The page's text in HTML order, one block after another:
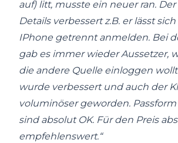
auf) litt, musste ein neuer ran.
Details verbessert z.B. er lässt
IPhone getrennt anmelden. Bei
gab es immer wieder Aussetzer,
die andere Quelle einloggen
wurde verbessert und auch der
voluminöser geworden.
sind absolut OK. Für den Preis
empfehlenswert.“